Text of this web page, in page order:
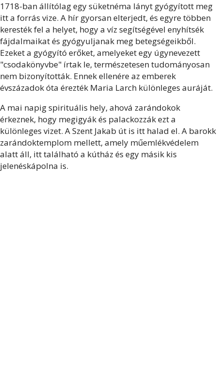
1718-ban állítólag egy süketnéma lányt gyógyított meg
itt a forrás vize. A hír gyorsan elterjedt, és egyre többen
keresték fel a helyet, hogy a víz segítségével enyhítsék
fájdalmaikat és gyógyuljanak meg betegségeikből.
Ezeket a gyógyító erőket, amelyeket egy úgynevezett
"csodakönyvbe" írtak le, természetesen tudományosan
nem bizonyították. Ennek ellenére az emberek
évszázadok óta érezték Maria Larch különleges auráját.
A mai napig spirituális hely, ahová zarándokok
érkeznek, hogy megigyák és palackozzák ezt a
különleges vizet. A Szent Jakab út is itt halad el. A barokk
zarándoktemplom mellett, amely műemlékvédelem
alatt áll, itt található a kútház és egy másik kis
jelenéskápolna is.